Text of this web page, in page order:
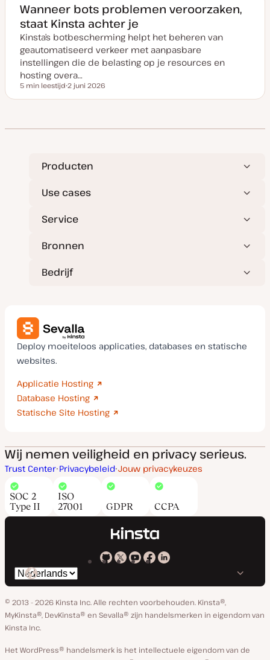
a
n
u
p
a
t
e
Wanneer bots problemen veroorzaken,
staat Kinsta achter je
Kinsta’s botbescherming helpt het beheren van
geautomatiseerd verkeer met aanpasbare
instellingen die de belasting op je resources en
hosting overa…
Leestijd
5 min leestijd
a
v
p
d
e
2 juni 2026
Producten
Use cases
Service
Bronnen
Bedrijf
Deploy moeiteloos applicaties, databases en statische
websites.
Applicatie Hosting
Database Hosting
Statische Site Hosting
Wij nemen veiligheid en privacy serieus.
Trust Center Privacybeleid Jouw privacykeuzes
SOC 2
Type II
ISO
27001
GDPR CCPA
Kinsta
GitHub
Kinsta
X
Kinsta
YouTube
Kinsta
Facebook
Kinsta
Linkedin
Selecteer
taal
© 2013 - 2026 Kinsta Inc. Alle rechten voorbehouden. Kinsta®,
MyKinsta®, DevKinsta® en Sevalla® zijn handelsmerken in eigendom van
Kinsta Inc.
Het WordPress® handelsmerk is het intellectuele eigendom van de